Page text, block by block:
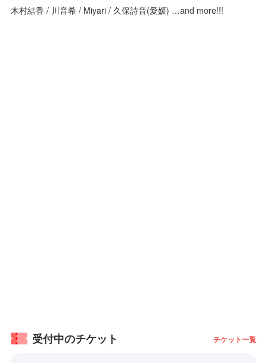
木村結香 / 川音希 / Miyari / 久保詩音(愛媛) …and more!!!
受付中のチケット チケット一覧